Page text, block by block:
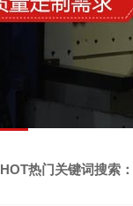
HOT热门关键词搜索：